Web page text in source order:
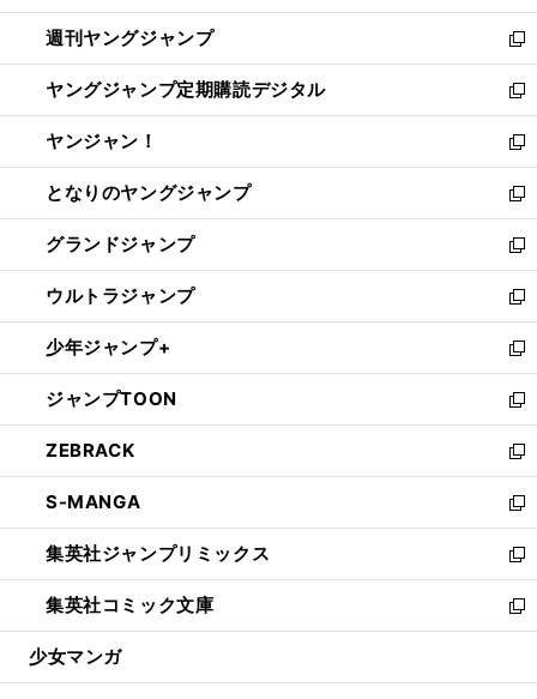
開
く
ウ
で
開
く
ン
ド
ウ
で
開
く
ウ
ィ
ン
ド
ウ
で
開
く
週刊ヤングジャンプ
新
し
い
ウ
ィ
ン
ド
ウ
で
開
く
ヤングジャンプ定期購読デジタル
新
し
い
ウ
ィ
ン
ド
ウ
で
開
く
ヤンジャン！
新
し
い
ウ
ィ
ン
ド
ウ
で
開
く
となりのヤングジャンプ
新
し
い
ウ
ィ
ン
ド
ウ
で
開
く
グランドジャンプ
新
し
い
ウ
ィ
ン
ド
ウ
で
開
く
ウルトラジャンプ
新
し
い
ウ
ィ
ン
ド
ウ
で
開
く
少年ジャンプ+
新
し
い
ウ
ィ
ン
ド
ウ
で
開
く
ジャンプTOON
新
し
い
ウ
ィ
ン
ド
ウ
で
開
ZEBRACK
新
し
い
ウ
ィ
ン
ド
ウ
開
S-MANGA
新
し
い
ウ
ィ
ン
ウ
集英社ジャンプリミックス
新
し
い
ウ
ン
集英社コミック文庫
新
し
ウ
少女マンガ